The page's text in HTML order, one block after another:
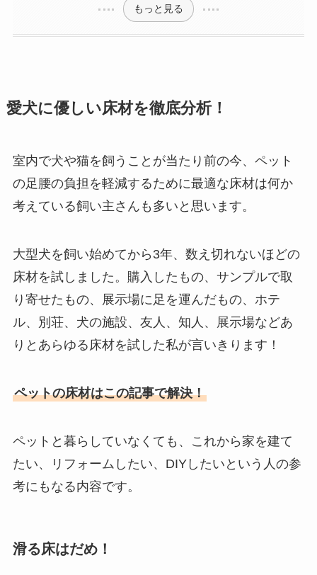
もっと見る
愛犬に優しい床材を徹底分析！
室内で犬や猫を飼うことが当たり前の今、ペット
の足腰の負担を軽減するために最適な床材は何か
考えている飼い主さんも多いと思います。
大型犬を飼い始めてから3年、数え切れないほどの
床材を試しました。購入したもの、サンプルで取
り寄せたもの、展示場に足を運んだもの、ホテ
ル、別荘、犬の施設、友人、知人、展示場などあ
りとあらゆる床材を試した私が言いきります！
ペットの床材はこの記事で解決！
ペットと暮らしていなくても、これから家を建て
たい、リフォームしたい、DIYしたいという人の参
考にもなる内容です。
滑る床はだめ！